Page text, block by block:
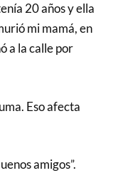
20 años y ella
mi mamá, en
a la calle por
Eso afecta
amigos”.